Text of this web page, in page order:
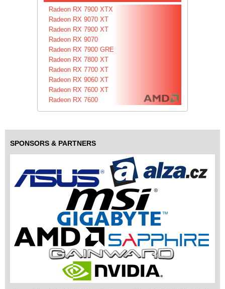
Radeon RX 7900 XTX
Radeon RX 9070 XT
Radeon RX 7900 XT
Radeon RX 9070
Radeon RX 7900 GRE
Radeon RX 7800 XT
Radeon RX 7700 XT
Radeon RX 9060 XT
Radeon RX 7600 XT
Radeon RX 7600
SPONSORS & PARTNERS